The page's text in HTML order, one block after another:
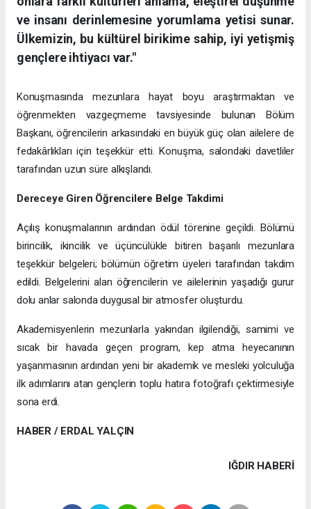
ve insanı derinlemesine yorumlama yetisi sunar.
Ülkemizin, bu kültürel birikime sahip, iyi yetişmiş
gençlere ihtiyacı var."
Konuşmasında mezunlara hayat boyu araştırmaktan ve
öğrenmekten vazgeçmeme tavsiyesinde bulunan Bölüm
Başkanı, öğrencilerin arkasındaki en büyük güç olan ailelere de
fedakârlıkları için teşekkür etti. Konuşma, salondaki davetliler
tarafından uzun süre alkışlandı.
Dereceye Giren Öğrencilere Belge Takdimi
Açılış konuşmalarının ardından ödül törenine geçildi. Bölümü
birincilik, ikincilik ve üçüncülükle bitiren başarılı mezunlara
teşekkür belgeleri; bölümün öğretim üyeleri tarafından takdim
edildi. Belgelerini alan öğrencilerin ve ailelerinin yaşadığı gurur
dolu anlar salonda duygusal bir atmosfer oluşturdu.
Akademisyenlerin mezunlarla yakından ilgilendiği, samimi ve
sıcak bir havada geçen program, kep atma heyecanının
yaşanmasının ardından yeni bir akademik ve mesleki yolculuğa
ilk adımlarını atan gençlerin toplu hatıra fotoğrafı çektirmesiyle
sona erdi.
HABER / ERDAL YALÇIN
IĞDIR HABERİ